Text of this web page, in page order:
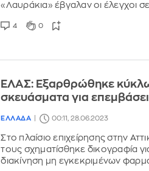
«Λαυράκια» έβγαλαν οι έλεγχοι
4 0
ΕΛΑΣ: Εξαρθρώθηκε
σκευάσματα για
ΕΛΛΑΔΑ 00:11, 28.06.2023
Στο πλαίσιο επιχείρησης στην
τους σχηματίσθηκε δικογραφία
διακίνηση μη εγκεκριμένων